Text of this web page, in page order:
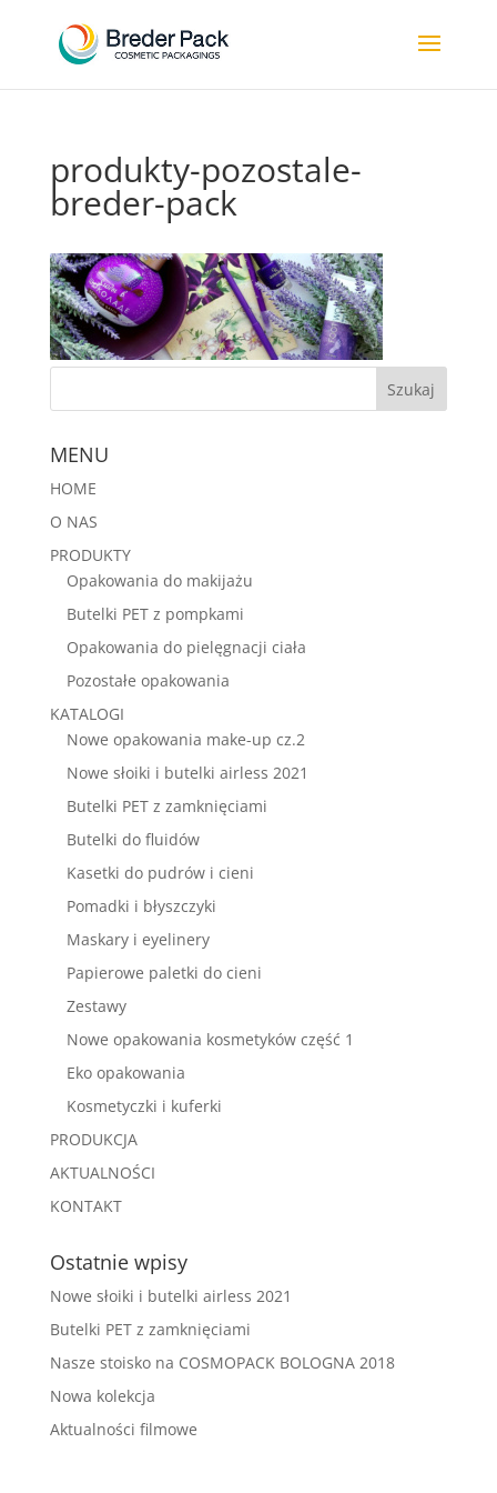
produkty-pozostale-
breder-pack
MENU
HOME
O NAS
PRODUKTY
Opakowania do makijażu
Butelki PET z pompkami
Opakowania do pielęgnacji ciała
Pozostałe opakowania
KATALOGI
Nowe opakowania make-up cz.2
Nowe słoiki i butelki airless 2021
Butelki PET z zamknięciami
Butelki do fluidów
Kasetki do pudrów i cieni
Pomadki i błyszczyki
Maskary i eyelinery
Papierowe paletki do cieni
Zestawy
Nowe opakowania kosmetyków część 1
Eko opakowania
Kosmetyczki i kuferki
PRODUKCJA
AKTUALNOŚCI
KONTAKT
Ostatnie wpisy
Nowe słoiki i butelki airless 2021
Butelki PET z zamknięciami
Nasze stoisko na COSMOPACK BOLOGNA 2018
Nowa kolekcja
Aktualności filmowe